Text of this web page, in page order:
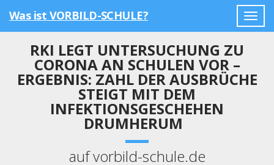
Was ist VORBILD-SCHULE?
RKI LEGT UNTERSUCHUNG ZU
CORONA AN SCHULEN VOR –
ERGEBNIS: ZAHL DER AUSBRÜCHE
STEIGT MIT DEM
INFEKTIONSGESCHEHEN
DRUMHERUM
auf vorbild-schule.de